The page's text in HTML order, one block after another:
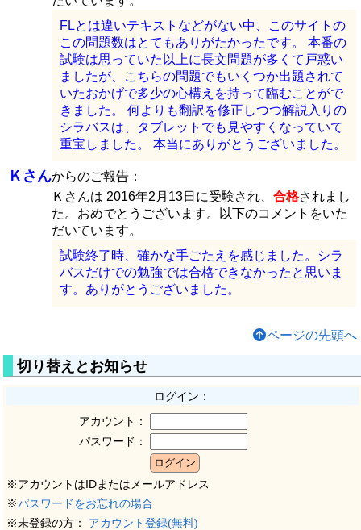
FLとは違いテキストなどがない中、このサイトの
この問題数はとてもありがたかったです。 本番の
試験は思っていた以上に長文問題が多くて戸惑い
ましたが、こちらの問題でもいくつか出題されて
いたおかげで多少の心構えを持って臨むことがで
きました。 何よりも翻訳を修正しつつ解説入りの
シラバスは、タブレットでも見やすくなっていて
重宝しました。 本当にありがとうございました。
Ｋさんからのご報告：
Ｋさんは 2016年2月13日に受験され、 合格されまし
た。おめでとうございます。以下のコメントをいた
だいています。
試験終了時、確かな手ごたえを感じました。シラ
バスだけでの勉強では合格できなかったと思いま
す。ありがとうございました。
ページの先頭へ
切り替えとお知らせ
ログイン：
アカウント：
パスワード：
※アカウントはIDまたはメールアドレス
※パスワードをお忘れの場合
※未登録の方： アカウント登録(無料)